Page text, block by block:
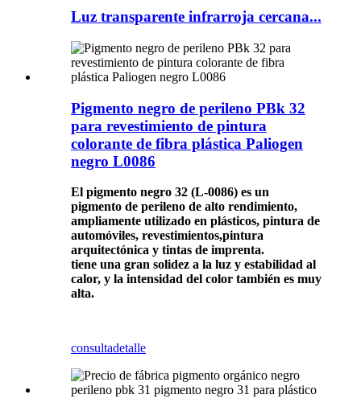
Luz transparente infrarroja cercana...
Pigmento negro de perileno PBk 32
para revestimiento de pintura
colorante de fibra plástica Paliogen
negro L0086
El pigmento negro 32 (L-0086) es un
pigmento de perileno de alto rendimiento,
ampliamente utilizado en plásticos, pintura de
automóviles, revestimientos,pintura
arquitectónica y tintas de imprenta.
tiene una gran solidez a la luz y estabilidad al
calor, y la intensidad del color también es muy
alta.
consultadetalle